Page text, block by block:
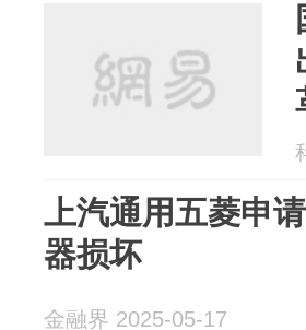
上汽通用五菱申
器损坏
金融界 2025-05-17